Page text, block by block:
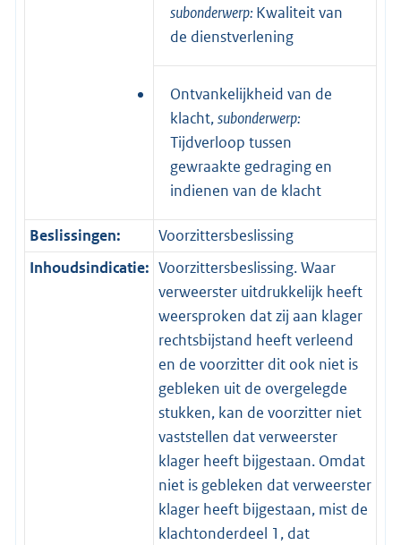
subonderwerp: Kwaliteit van
de dienstverlening
Ontvankelijkheid van de
klacht,subonderwerp:
Tijdverloop tussen
gewraakte gedraging en
indienen van de klacht
Beslissingen:
Voorzittersbeslissing
Inhoudsindicatie: Voorzittersbeslissing. Waar
verweerster uitdrukkelijk heeft
weersproken dat zij aan klager
rechtsbijstand heeft verleend
en de voorzitter dit ook niet is
gebleken uit de overgelegde
stukken, kan de voorzitter niet
vaststellen dat verweerster
klager heeft bijgestaan. Omdat
niet is gebleken dat verweerster
klager heeft bijgestaan, mist de
klachtonderdeel 1, dat